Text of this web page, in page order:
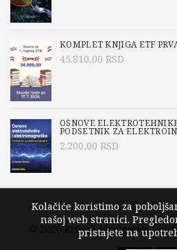
KOMPLET KNJIGA ETF
45.810,00 RSD
OSNOVE
PODSETNIK ZA
2.200,00 RSD
© 2026 Knjige Akademska
Kolačiće koristimo za
našoj web stranici.
pristajete na